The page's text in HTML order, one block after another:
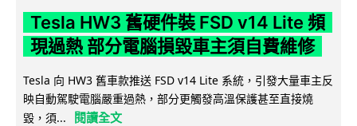
Tesla HW3 舊硬件裝 FSD v14 Lite 頻
現過熱 部分電腦損毀車主須自費維修
Tesla 向 HW3 舊車款推送 FSD v14 Lite 系統，引發大量車主反
映自動駕駛電腦嚴重過熱，部分更觸發高溫保護甚至直接燒
毀，須...
閱讀全文